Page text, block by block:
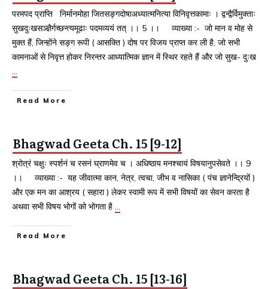
परमपद प्राप्ति निर्मानमोहा जितसङ्गदोषाअध्यात्मनित्या विनिवृत्तकामाः । द्वन्द्वैर्विमुक्ताः
सुखदुःखसञ्ज्ञैर्गच्छन्त्यमूढाः पदमव्ययं तत्‌ ।। 5 ।। व्याख्या :- जो मान व मोह से
मुक्त हैं, जिन्होंने सङ्ग रूपी ( आसक्ति ) दोष पर विजय प्राप्त कर ली है, जो सभी
कामनाओं से निवृत्त होकर निरन्तर आध्यात्मिक ज्ञान में स्थिर रहते हैं और जो सुख- दुःख
…
Read More
Bhagwad Geeta Ch. 15 [9-12]
श्रोत्रं चक्षुः स्पर्शनं च रसनं घ्राणमेव च । अधिष्ठाय मनश्चायं विषयानुपसेवते ।। 9
।। व्याख्या :- यह जीवात्मा कान, नेत्र, त्वचा, जीभ व नासिका ( पंच ज्ञानेन्द्रियों )
और एक मन का आश्रय ( सहारा ) लेकर स्वामी रूप में सभी विषयों का सेवन करता है
अथवा सभी विषय भोगों को भोगता है …
Read More
Bhagwad Geeta Ch. 15 [13-16]